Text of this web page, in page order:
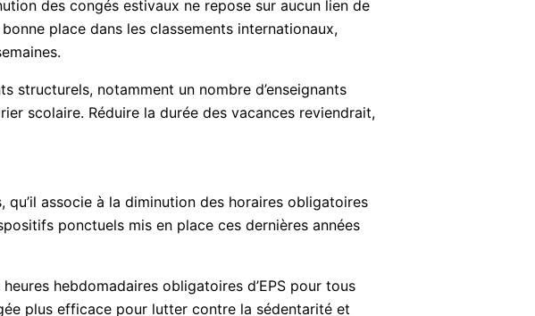
place dans les classements internationaux,
structurels, notamment un nombre d’enseignants
scolaire. Réduire la durée des vacances reviendrait,
associe à la diminution des horaires obligatoires
ponctuels mis en place ces dernières années
hebdomadaires obligatoires d’EPS pour tous
plus efficace pour lutter contre la sédentarité et